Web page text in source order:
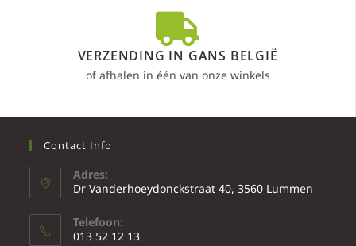
VERZENDING IN GANS BELGIË
of afhalen in één van onze winkels
Contact Info
Adres:
Dr Vanderhoeydonckstraat 40, 3560 Lummen
Telefoon:
013 52 12 13